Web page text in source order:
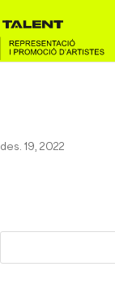
des. 19, 2022